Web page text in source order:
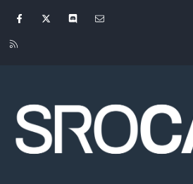
Facebook Discord
R